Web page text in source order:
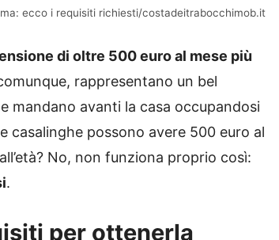
ecco i requisiti richiesti/costadeitrabocchimob.it
di oltre 500 euro al mese più
rappresentano un bel
mandano avanti la casa occupandosi
casalinghe possono avere 500 euro al
No, non funziona proprio così:
.
per ottenerla